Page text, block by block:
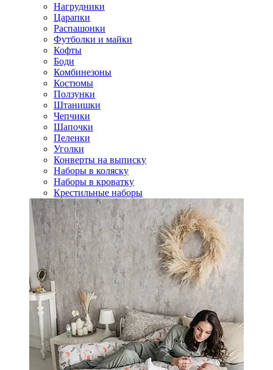
Нагрудники
Царапки
Распашонки
Футболки и майки
Кофты
Боди
Комбинезоны
Костюмы
Ползунки
Штанишки
Чепчики
Шапочки
Пеленки
Уголки
Конверты на выписку
Наборы в коляску
Наборы в кроватку
Крестильные наборы